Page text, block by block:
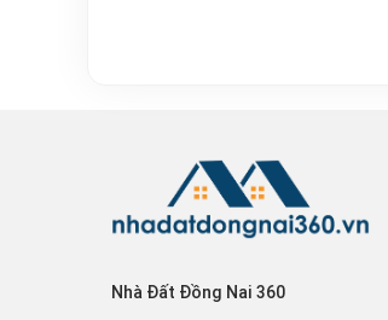
Nhà Đất Đồng Nai 360